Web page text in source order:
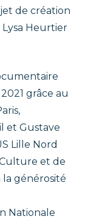
de création
Heurtier
grâce au
et Gustave
Lille Nord
Culture et de
la générosité
Nationale